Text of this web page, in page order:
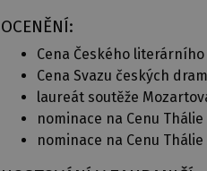
OCENĚNÍ:
Cena Českého
Cena Svazu českých
laureát soutěže
nominace na Cenu
nominace na Cenu